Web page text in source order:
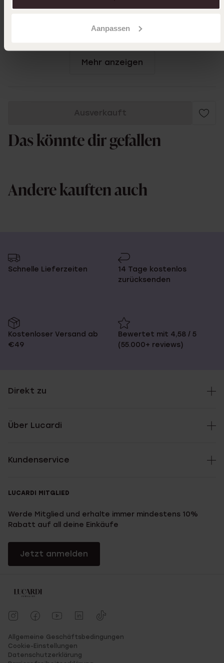
Aanpassen
Mehr anzeigen
Ausverkauft
Das könnte dir gefallen
Andere kauften auch
Schnelle Lieferzeiten
14 Tage kostenlos
zurücksenden
Kostenloser Versand ab
€49
Bewertet mit 4,58 / 5
(55.000+ reviews)
Direkt zu
Über Lucardi
Kundenservice
LUCARDI MITGLIED
Werde Mitglied und erhalte immer mindestens 10%
Rabatt auf all deine Einkäufe
Jetzt anmelden
Allgemeine Geschäftsbedingungen
Cookie-Einstellungen
Datenschutzerklärung